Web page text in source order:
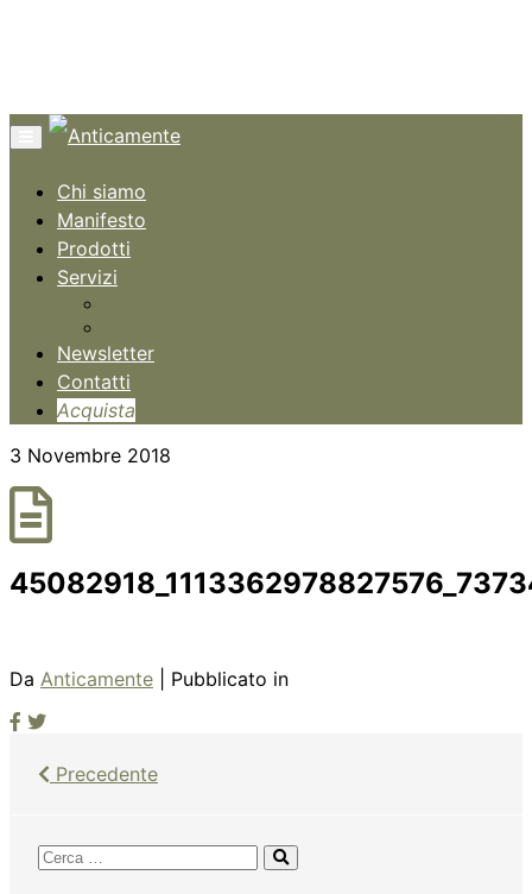
Menù
Chi siamo
Manifesto
Prodotti
Servizi
Newsletter
Contatti
Acquista
3 Novembre 2018
Da Anticamente | Pubblicato in
Precedente